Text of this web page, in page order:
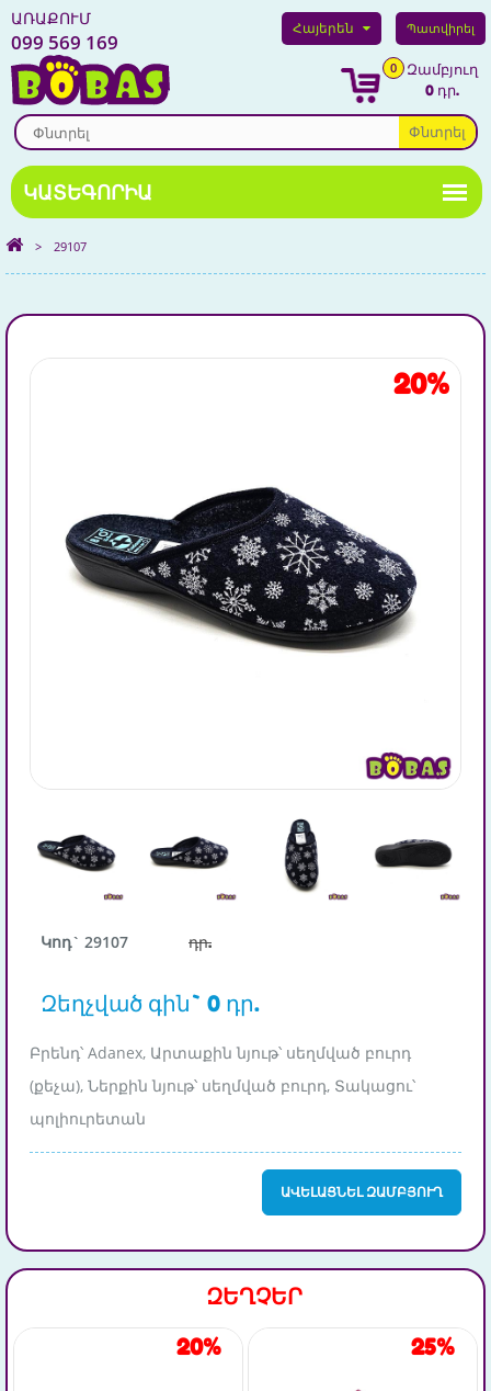
ԱՌԱՔՈՒՄ
099 569 169
Հայերեն Պատվիրել
Փնտրել
0
Զամբյուղ
0 դր.
> 29107
20%
Կոդ` 29107 դր.
Զեղչված գին` 0 դր.
Բրենդ՝ Adanex, Արտաքին նյութ՝ սեղմված բուրդ
(քեչա), Ներքին նյութ՝ սեղմված բուրդ, Տակացու՝
պոլիուրետան
ԱՎԵԼԱՑՆԵԼ ԶԱՄԲՅՈՒՂ
ԶԵՂՉԵՐ
20%
25%